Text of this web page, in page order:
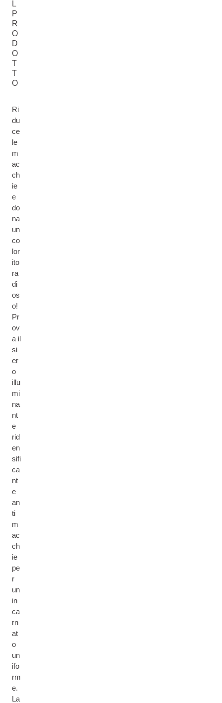
L
P
R
O
D
O
T
T
O
Ri
du
ce
le
m
ac
ch
ie
e
do
na
un
co
lor
ito
ra
di
os
o!
Pr
ov
a il
si
er
o
illu
mi
na
nt
e
rid
en
sifi
ca
nt
e
an
ti
m
ac
ch
ie
pe
r
un
in
ca
rn
at
o
un
ifo
rm
e.
La